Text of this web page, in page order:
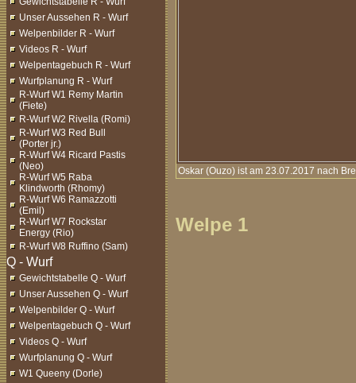
Unser Aussehen R - Wurf
Welpenbilder R - Wurf
Videos R - Wurf
Welpentagebuch R - Wurf
Wurfplanung R - Wurf
R-Wurf W1 Remy Martin
(Fiete)
R-Wurf W2 Rivella (Romi)
R-Wurf W3 Red Bull
(Porter jr.)
R-Wurf W4 Ricard Pastis
(Neo)
R-Wurf W5 Raba
Klindworth (Rhomy)
R-Wurf W6 Ramazzotti
(Emil)
R-Wurf W7 Rockstar
Energy (Rio)
R-Wurf W8 Ruffino (Sam)
Gewichtstabelle Q - Wurf
Unser Aussehen Q - Wurf
Welpenbilder Q - Wurf
Welpentagebuch Q - Wurf
Videos Q - Wurf
Wurfplanung Q - Wurf
W1 Queeny (Dorle)
Oskar (Ouzo) ist am 23.07.2017 nach
Welpe 1